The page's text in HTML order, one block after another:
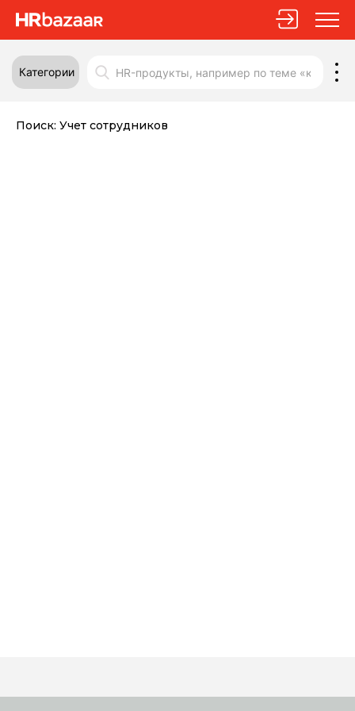
Категории
Поиск: Учет сотрудников